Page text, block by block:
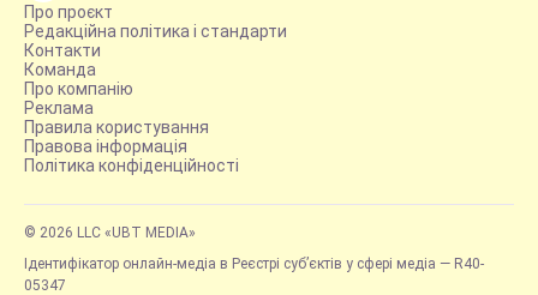
Про проєкт
Редакційна політика і стандарти
Контакти
Команда
Про компанію
Реклама
Правила користування
Правова інформація
Політика конфіденційності
© 2026 LLC «UBT MEDIA»
Ідентифікатор онлайн-медіа в Реєстрі суб’єктів у сфері медіа — R40-
05347